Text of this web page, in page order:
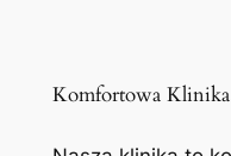
Komfortowa Klinika